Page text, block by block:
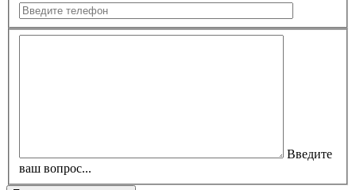
Введите
ваш вопрос...